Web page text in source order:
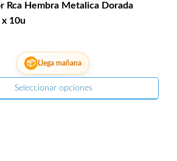
Rca Hembra Metalica Dorada
10u
📦 Llega mañana
Seleccionar opciones